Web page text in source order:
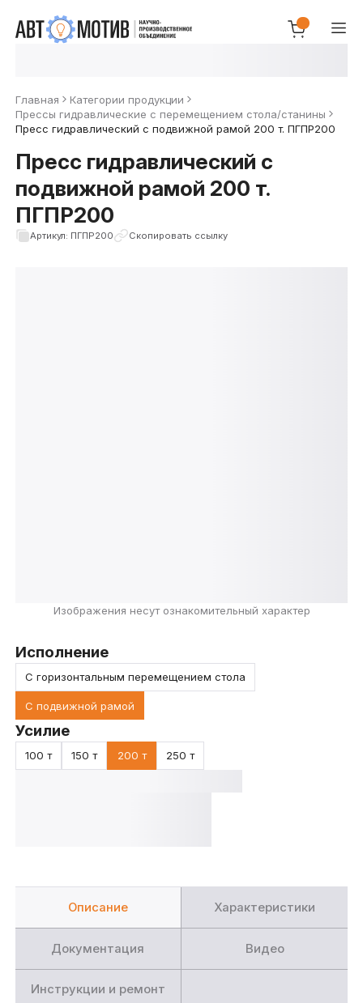
Главная
Категории продукции
Прессы гидравлические с перемещением стола/станины
Пресс гидравлический с подвижной рамой 200 т. ПГПР200
Пресс гидравлический с
подвижной рамой 200 т.
ПГПР200
Артикул: ПГПР200 Скопировать ссылку
Изображения несут ознакомительный характер
Исполнение
С горизонтальным перемещением стола
С подвижной рамой
Усилие
100 т 150 т 200 т 250 т
Описание Характеристики
Документация Видео
Инструкции и ремонт